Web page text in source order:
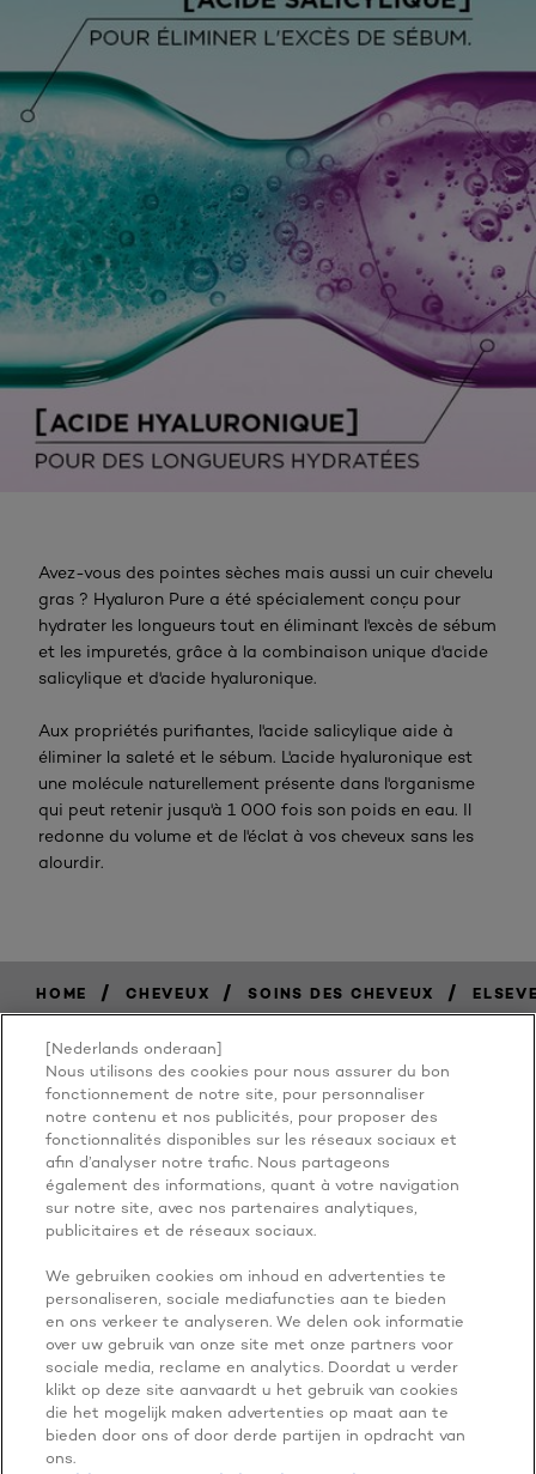
Avez-vous des pointes sèches mais aussi un cuir chevelu
gras ? Hyaluron Pure a été spécialement conçu pour
hydrater les longueurs tout en éliminant l'excès de sébum
et les impuretés, grâce à la combinaison unique d'acide
salicylique et d'acide hyaluronique.
Aux propriétés purifiantes, l'acide salicylique aide à
éliminer la saleté et le sébum. L'acide hyaluronique est
une molécule naturellement présente dans l'organisme
qui peut retenir jusqu'à 1 000 fois son poids en eau. Il
redonne du volume et de l'éclat à vos cheveux sans les
alourdir.
HOME / CHEVEUX / SOINS DES CHEVEUX /
BECAUSE
YOU'RE
WORTH IT
PLUS À EXPLORER
ADDRESS
[Nederlands onderaan]
Nous utilisons des cookies pour nous assurer du bon
fonctionnement de notre site, pour personnaliser
notre contenu et nos publicités, pour proposer des
fonctionnalités disponibles sur les réseaux sociaux et
afin d’analyser notre trafic. Nous partageons
également des informations, quant à votre navigation
sur notre site, avec nos partenaires analytiques,
publicitaires et de réseaux sociaux.
We gebruiken cookies om inhoud en advertenties te
personaliseren, sociale mediafuncties aan te bieden
en ons verkeer te analyseren. We delen ook informatie
over uw gebruik van onze site met onze partners voor
sociale media, reclame en analytics. Doordat u verder
klikt op deze site aanvaardt u het gebruik van cookies
die het mogelijk maken advertenties op maat aan te
bieden door ons of door derde partijen in opdracht van
ons.